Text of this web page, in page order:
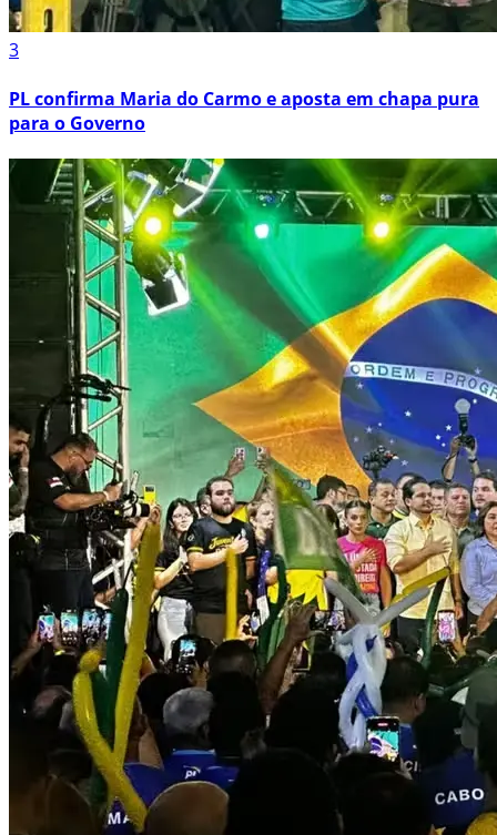
3
PL confirma Maria do Carmo e aposta em chapa pura
para o Governo